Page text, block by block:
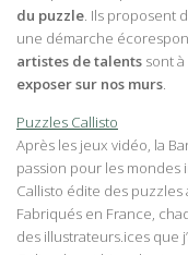
du puzzle. Ils proposent
une démarche
artistes de talents sont
exposer sur nos murs.
Puzzles Callisto
Après les jeux vidéo, la
passion pour les mondes
Callisto édite des
Fabriqués en France,
des illustrateurs.ices que